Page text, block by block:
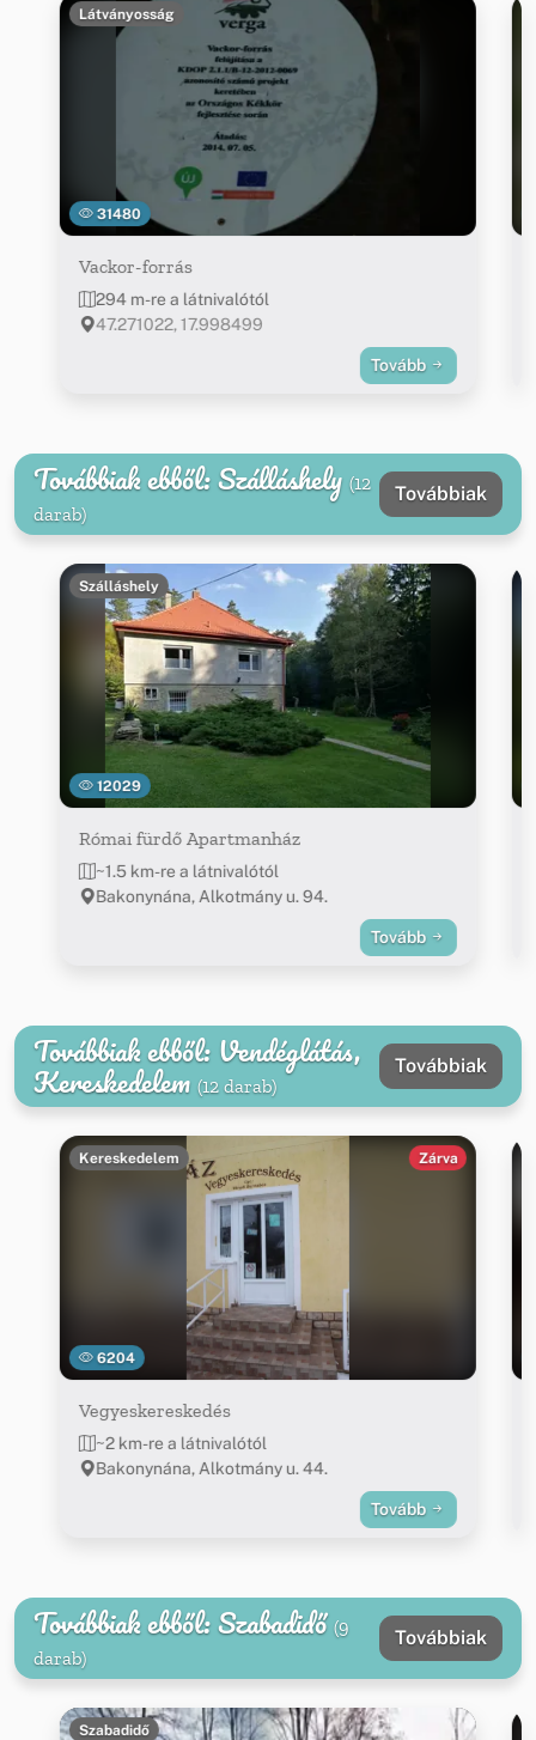
31480
Látványosság
Vackor-forrás
294 m-re a látnivalótól
47.271022, 17.998499
Tovább
Továbbiak ebből: Szálláshely (12
darab)
Továbbiak
12029
Szálláshely
Római fürdő Apartmanház
~1.5 km-re a látnivalótól
Bakonynána, Alkotmány u. 94.
Tovább
Továbbiak ebből: Vendéglátás,
Kereskedelem (12 darab)
Továbbiak
6204
Kereskedelem Zárva
Vegyeskereskedés
~2 km-re a látnivalótól
Bakonynána, Alkotmány u. 44.
Tovább
Továbbiak ebből: Szabadidő (9
darab)
Továbbiak
Szabadidő